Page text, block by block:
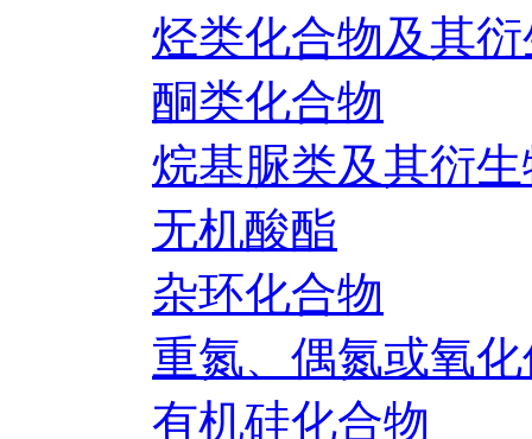
烃类化合物及其
酮类化合物
烷基脲类及其衍
无机酸酯
杂环化合物
重氮、偶氮或氧
有机硅化合物